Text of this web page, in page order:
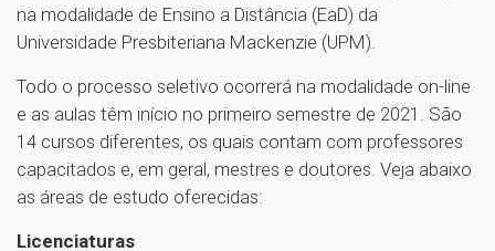
na modalidade de Ensino a Distância (EaD) da
Universidade Presbiteriana Mackenzie (UPM).
Todo o processo seletivo ocorrerá na modalidade on-line
e as aulas têm início no primeiro semestre de 2021. São
14 cursos diferentes, os quais contam com professores
capacitados e, em geral, mestres e doutores. Veja abaixo
as áreas de estudo oferecidas:
Licenciaturas